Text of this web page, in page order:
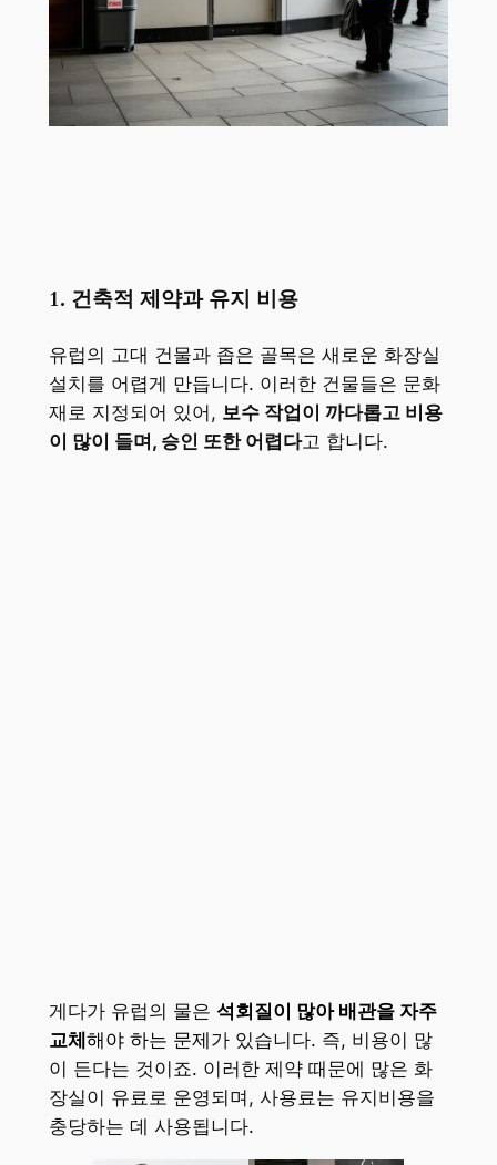
1. 건축적 제약과 유지 비용
유럽의 고대 건물과 좁은 골목은 새로운 화장실
설치를 어렵게 만듭니다. 이러한 건물들은 문화
재로 지정되어 있어, 보수 작업이 까다롭고 비용
이 많이 들며, 승인 또한 어렵다고 합니다.
게다가 유럽의 물은 석회질이 많아 배관을 자주
교체 해야 하는 문제 가 있습니다. 즉, 비용이 많
이 든다는 것이죠. 이러한 제약 때문에 많은 화
장실이 유료로 운영되며, 사용료는 유지비용을
충당하는 데 사용됩니다.